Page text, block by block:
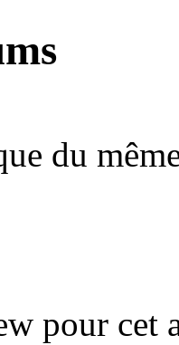
du
pour cet